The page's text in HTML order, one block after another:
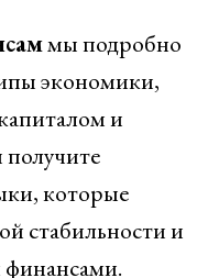
мы подробно
экономики,
и
которые
стабильности и
финансами.